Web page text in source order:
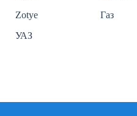
Zotye
Газ
УАЗ